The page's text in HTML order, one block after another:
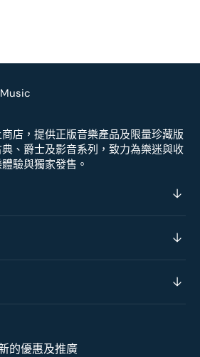
店，提供正版音樂產品及限量珍藏版
、爵士及影音系列，致力為樂迷與收
驗與獨家發售。
的優惠及推廣